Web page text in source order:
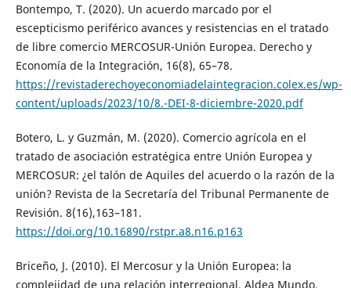
Bontempo, T. (2020). Un acuerdo marcado por el
escepticismo periférico avances y resistencias en el tratado
de libre comercio MERCOSUR-Unión Europea. Derecho y
Economía de la Integración, 16(8), 65–78.
https://revistaderechoyeconomiadelaintegracion.colex.es/wp-
content/uploads/2023/10/8.-DEI-8-diciembre-2020.pdf
Botero, L. y Guzmán, M. (2020). Comercio agrícola en el
tratado de asociación estratégica entre Unión Europea y
MERCOSUR: ¿el talón de Aquiles del acuerdo o la razón de la
unión? Revista de la Secretaría del Tribunal Permanente de
Revisión. 8(16),163–181.
https://doi.org/10.16890/rstpr.a8.n16.p163
Briceño, J. (2010). El Mercosur y la Unión Europea: la
complejidad de una relación interregional. Aldea Mundo,